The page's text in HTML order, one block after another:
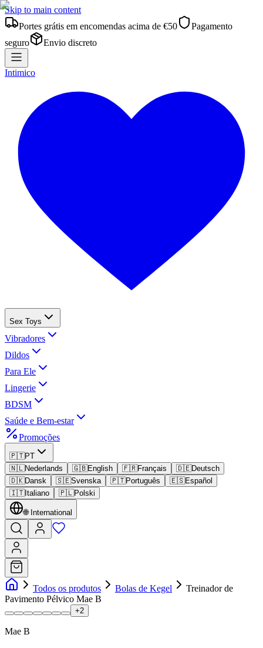
Skip to main content
Portes grátis em encomendas acima de €50
Pagamento
seguro
Envio discreto
Intimico
Sex Toys
Vibradores
Dildos
Para Ele
Lingerie
BDSM
Saúde e Bem-estar
Promoções
🇵🇹PT
🇳🇱Nederlands 🇬🇧English 🇫🇷Français 🇩🇪Deutsch
🇩🇰Dansk 🇸🇪Svenska 🇵🇹Português 🇪🇸Español
🇮🇹Italiano 🇵🇱Polski
🌐 International
Todos os produtos Bolas de Kegel
Treinador de
Pavimento Pélvico Mae B
+2
Mae B